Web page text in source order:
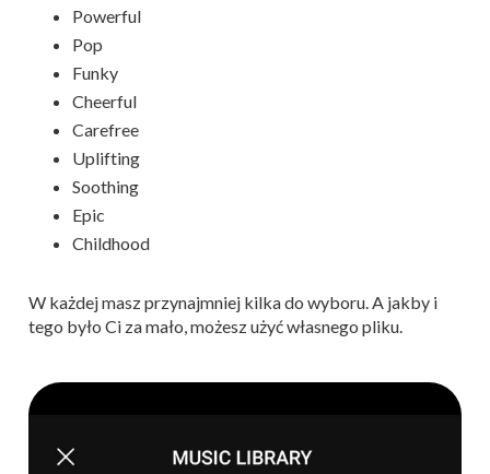
Powerful
Pop
Funky
Cheerful
Carefree
Uplifting
Soothing
Epic
Childhood
W każdej masz przynajmniej kilka do wyboru. A jakby i
tego było Ci za mało, możesz użyć własnego pliku.